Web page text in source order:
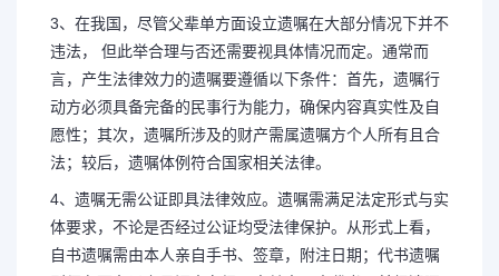
3、在我国，尽管父辈单方面设立遗嘱在大部分情况下并不
违法， 但此举合理与否还需要视具体情况而定。通常而
言，产生法律效力的遗嘱要遵循以下条件：首先，遗嘱行
动方必须具备完备的民事行为能力，确保内容真实性及自
愿性；其次，遗嘱所涉及的财产需属遗嘱方个人所有且合
法；较后，遗嘱体例符合国家相关法律。
4、遗嘱无需公证即具法律效应。遗嘱需满足法定形式与实
体要求，不论是否经过公证均受法律保护。从形式上看，
自书遗嘱需由本人亲自手书、签章，附注日期；代书遗嘱